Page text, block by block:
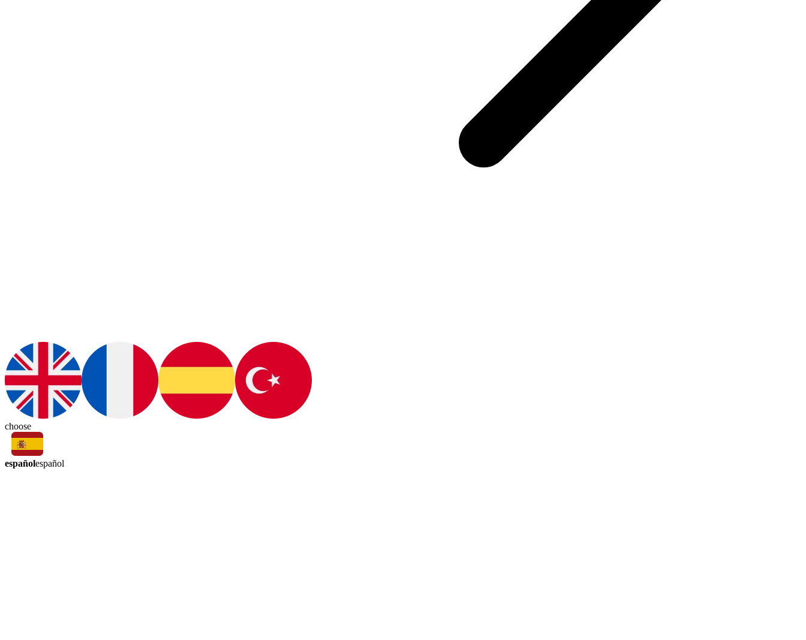
choose
españolespañol